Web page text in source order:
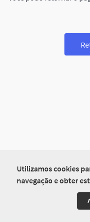
Utilizamos cookies
navegação e obter